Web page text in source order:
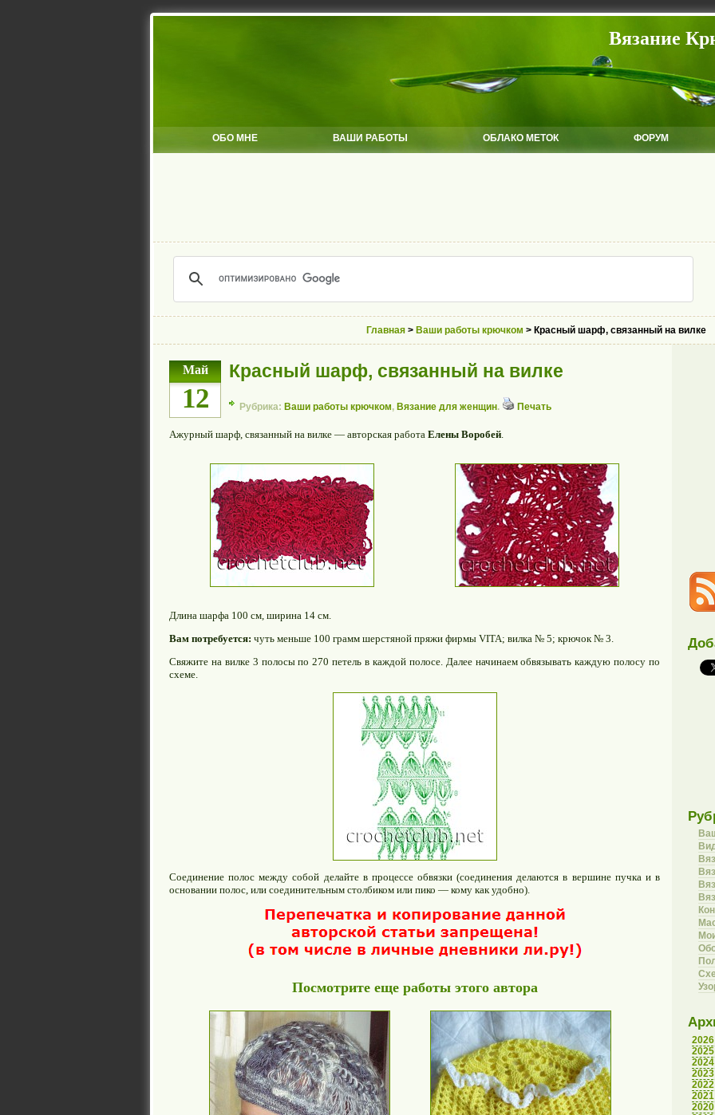
Вязание
ОБО МНЕ ВАШИ РАБОТЫ ОБЛАКО МЕТОК ФОРУМ
Главная > Ваши работы крючком > Красный шарф, связанный на вилке
Май
12
Красный шарф, связанный на вилке
Рубрика: Ваши работы крючком, Вязание для женщин. Печать
Ажурный шарф, связанный на вилке — авторская работа Елены Воробей.
Длина шарфа 100 см, ширина 14 см.
Вам потребуется: чуть меньше 100 грамм шерстяной пряжи фирмы VITA; вилка № 5; крючок № 3.
Свяжите на вилке 3 полосы по 270 петель в каждой полосе. Далее начинаем обвязывать каждую полосу по
схеме.
Соединение полос между собой делайте в процессе обвязки (соединения делаются в вершине пучка и в
основании полос, или соединительным столбиком или пико — кому как удобно).
Посмотрите еще работы этого автора